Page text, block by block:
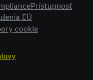
Prístupnosť
EÚ
cookie